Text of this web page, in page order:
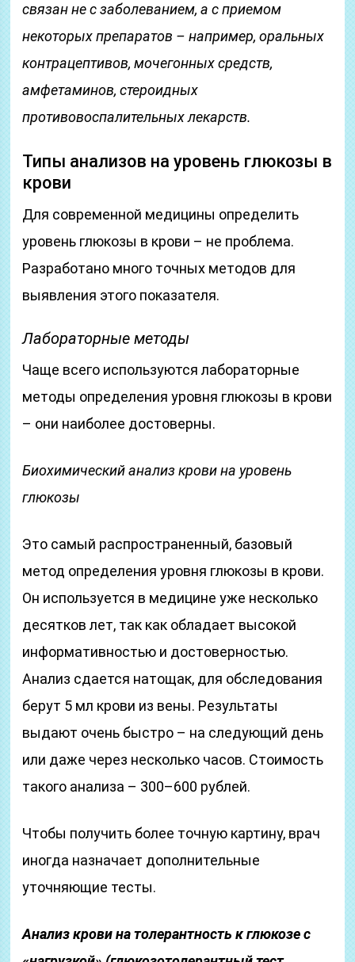
связан не с заболеванием, а с приемом
некоторых препаратов – например, оральных
контрацептивов, мочегонных средств,
амфетаминов, стероидных
противовоспалительных лекарств.
Типы анализов на уровень глюкозы в
крови
Для современной медицины определить
уровень глюкозы в крови – не проблема.
Разработано много точных методов для
выявления этого показателя.
Лабораторные методы
Чаще всего используются лабораторные
методы определения уровня глюкозы в крови
– они наиболее достоверны.
Биохимический анализ крови на уровень
глюкозы
Это самый распространенный, базовый
метод определения уровня глюкозы в крови.
Он используется в медицине уже несколько
десятков лет, так как обладает высокой
информативностью и достоверностью.
Анализ сдается натощак, для обследования
берут 5 мл крови из вены. Результаты
выдают очень быстро – на следующий день
или даже через несколько часов. Стоимость
такого анализа – 300–600 рублей.
Чтобы получить более точную картину, врач
иногда назначает дополнительные
уточняющие тесты.
Анализ крови на толерантность к глюкозе с